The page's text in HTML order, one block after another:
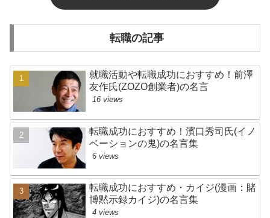
転職の記事
就職活動や転職成功におすすめ！前澤
友作氏(ZOZO創業者)の名言
16 views
転職成功におすすめ！濱口秀司氏(イノ
ベーションの鬼)の名言集
6 views
転職成功におすすめ・カイジ(漫画：賭
博黙示録カイジ)の名言集
4 views